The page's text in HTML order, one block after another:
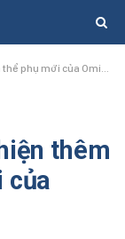
phụ mới của Omicron
thêm
của